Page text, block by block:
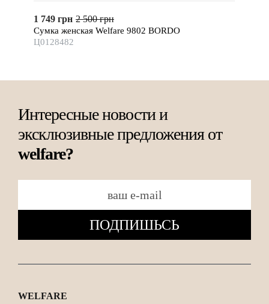
1 749 грн 2 500 грн
Сумка женская Welfare 9802 BORDO
Ц0128482
Интересные новости и
эксклюзивные предложения от
welfare?
ПОДПИШЬСЬ
WELFARE